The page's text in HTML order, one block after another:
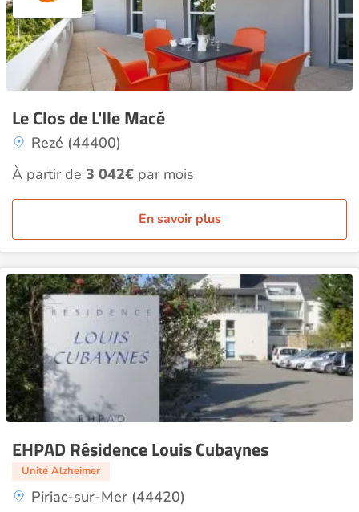
Le Clos de L'Ile Macé
Rezé (44400)
À partir de 3 042€ par mois
En savoir plus
EHPAD Résidence Louis Cubaynes
Unité Alzheimer
Piriac-sur-Mer (44420)